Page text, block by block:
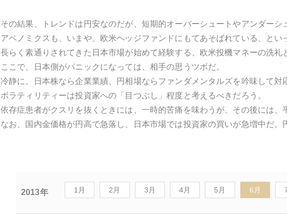
その結果、トレンドは円安なのだが、短期的オーバーシュートやアンダーシ
アベノミクスも、いまや、欧米ヘッジファンドにもてあそばれている、とい
長らく素通りされてきた日本市場が始めて経験する、欧米投機マネーの洗礼
ここで、日本側がパニックになっては、相手の思うツボだ。
冷静に、日本株なら企業業績、円相場ならファンダメンタルズを吟味して対
ボラティリティーは投資家への「目つぶし」程度と考えるべきだろう。
依存症患者がクスリを抜くときには、一時的苦痛を味わうが、その後には、
なお、国内金価格が円高で急落し、日本市場では投資家の買いが急増中だ。
2013年 1月 2月 3月 4月 5月 6月